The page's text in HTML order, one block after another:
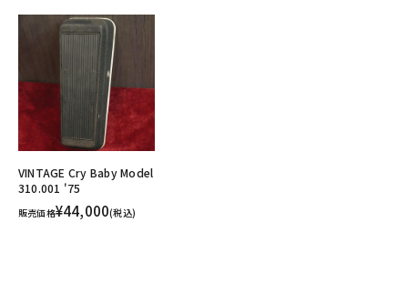
VINTAGE Cry Baby Model
310.001 '75
販売価格¥44,000(税込)